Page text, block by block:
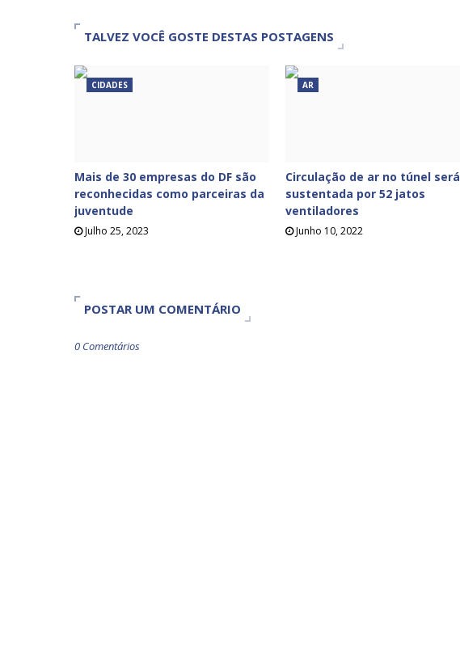
TALVEZ VOCÊ GOSTE DESTAS POSTAGENS
CIDADES
Mais de 30 empresas do DF são
reconhecidas como parceiras da
juventude
Julho 25, 2023
AR
Circulação de ar no túnel será
sustentada por 52 jatos
ventiladores
Junho 10, 2022
POSTAR UM COMENTÁRIO
0 Comentários